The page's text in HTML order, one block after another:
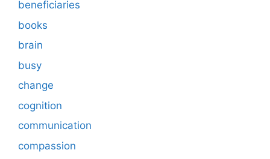
beneficiaries
books
brain
busy
change
cognition
communication
compassion